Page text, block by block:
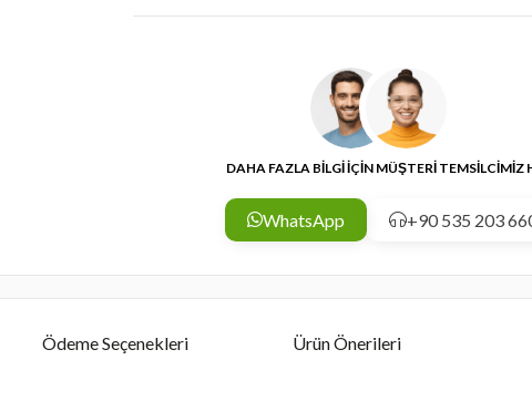
DAHA FAZLA BİLGİ İÇİN MÜŞTERİ TEMSİLCİMİZ
WhatsApp +90 535 203
Ödeme Seçenekleri Ürün Önerileri